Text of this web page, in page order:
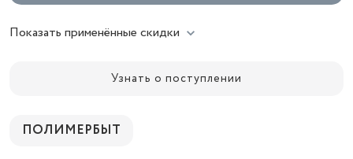
Показать применённые скидки
Узнать о поступлении
ПОЛИМЕРБЫТ